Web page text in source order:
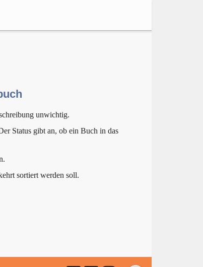
unwichtig.
Status gibt an, ob ein Buch in das
sortiert werden soll.